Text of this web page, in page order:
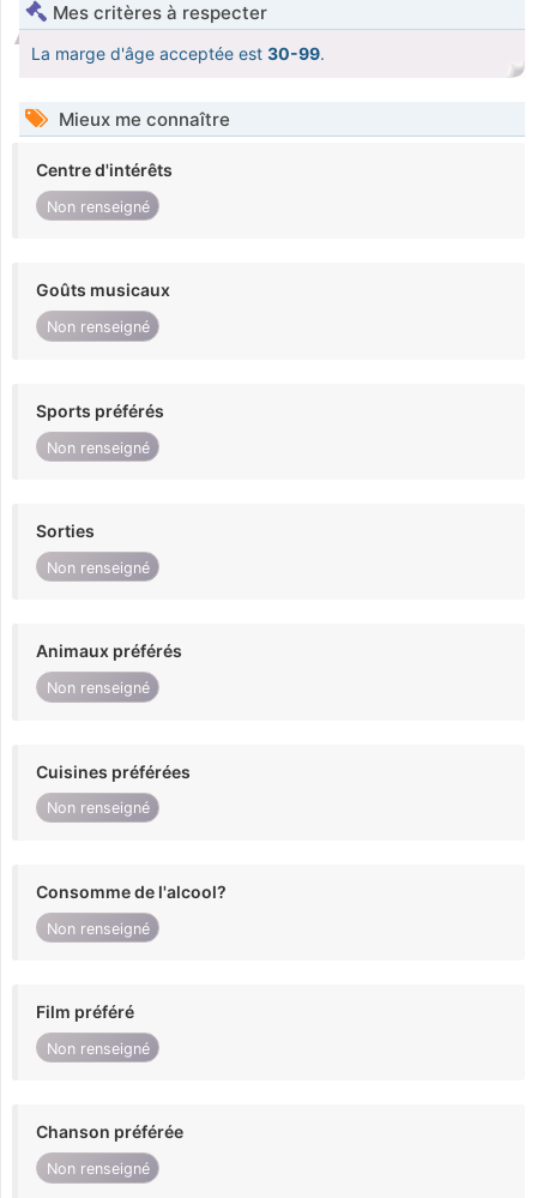
Mes critères à respecter
La marge d'âge acceptée est 30-99.
Mieux me connaître
Centre d'intérêts
Non renseigné
Goûts musicaux
Non renseigné
Sports préférés
Non renseigné
Sorties
Non renseigné
Animaux préférés
Non renseigné
Cuisines préférées
Non renseigné
Consomme de l'alcool?
Non renseigné
Film préféré
Non renseigné
Chanson préférée
Non renseigné